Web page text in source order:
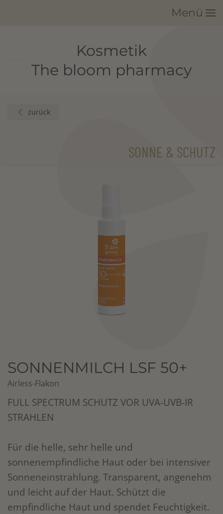
Menü
Kosmetik
The bloom pharmacy
zurück
SONNE & SCHUTZ
SONNENMILCH LSF 50+
Airless-Flakon
FULL SPECTRUM SCHUTZ VOR UVA-UVB-IR
STRAHLEN
Für die helle, sehr helle und
sonnenempfindliche Haut oder bei intensiver
Sonneneinstrahlung. Transparent, angenehm
und leicht auf der Haut. Schützt die
empfindliche Haut und spendet Feuchtigkeit.